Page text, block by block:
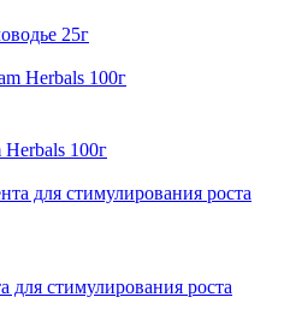
25г
100г
для стимулирования роста